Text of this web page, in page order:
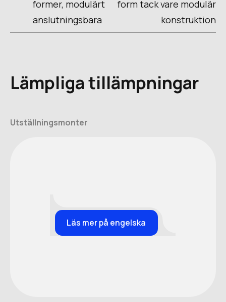
former, modulärt
anslutningsbara
form tack vare modulär
konstruktion
Lämpliga tillämpningar
Utställningsmonter
Läs mer på engelska